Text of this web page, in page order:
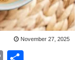
November 27, 2025